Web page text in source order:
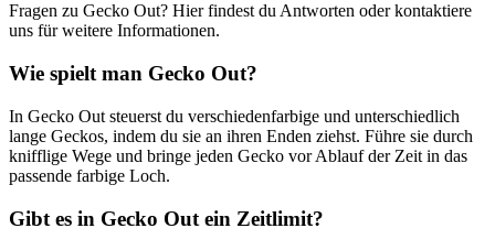
Fragen zu Gecko Out? Hier findest du Antworten oder kontaktiere
uns für weitere Informationen.
Wie spielt man Gecko Out?
In Gecko Out steuerst du verschiedenfarbige und unterschiedlich
lange Geckos, indem du sie an ihren Enden ziehst. Führe sie durch
knifflige Wege und bringe jeden Gecko vor Ablauf der Zeit in das
passende farbige Loch.
Gibt es in Gecko Out ein Zeitlimit?